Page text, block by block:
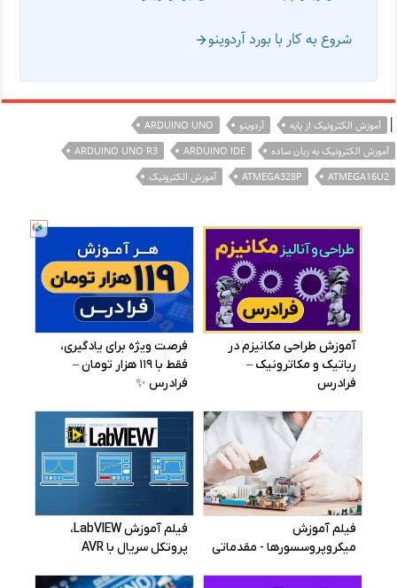
شروع به کار با بورد آردوینو
| آموزش الکترونیک از پایه آردوینو
ARDUINO UNO
آموزش الکترونیک به زبان ساده
ARDUINO IDE
ARDUINO UNO R3
ATMEGA16U2
ATMEGA328P آموزش الکترونیک